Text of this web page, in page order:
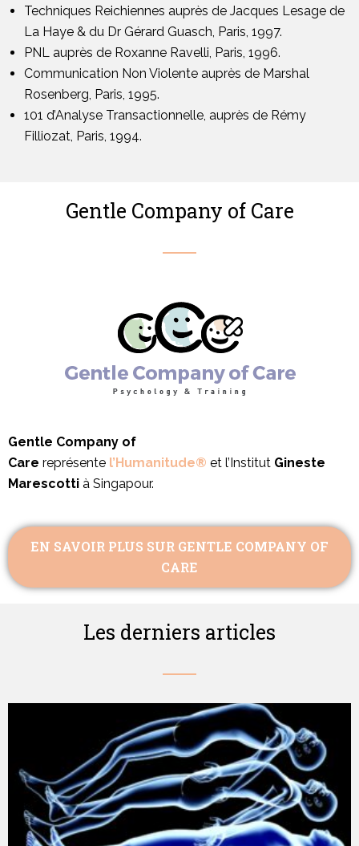
Techniques Reichiennes auprès de Jacques Lesage de
La Haye & du Dr Gérard Guasch, Paris, 1997.
PNL auprès de Roxanne Ravelli, Paris, 1996.
Communication Non Violente auprès de Marshal
Rosenberg, Paris, 1995.
101 d’Analyse Transactionnelle, auprès de Rémy
Filliozat, Paris, 1994.
Gentle Company of Care
Gentle Company of
Care représente l’Humanitude® et l’Institut Gineste
Marescotti à Singapour.
EN SAVOIR PLUS SUR GENTLE COMPANY OF
CARE
Les derniers articles